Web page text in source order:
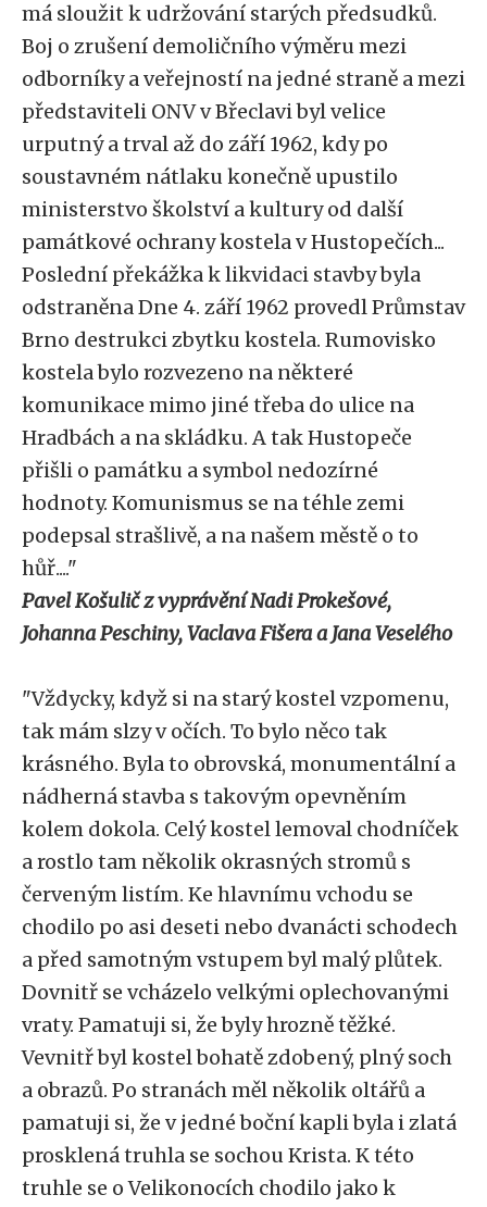
má sloužit k udržování starých předsudků.
Boj o zrušení demoličního výměru mezi
odborníky a veřejností na jedné straně a mezi
představiteli ONV v Břeclavi byl velice
urputný a trval až do září 1962, kdy po
soustavném nátlaku konečně upustilo
ministerstvo školství a kultury od další
památkové ochrany kostela v Hustopečích...
Poslední překážka k likvidaci stavby byla
odstraněna Dne 4. září 1962 provedl Průmstav
Brno destrukci zbytku kostela. Rumovisko
kostela bylo rozvezeno na některé
komunikace mimo jiné třeba do ulice na
Hradbách a na skládku. A tak Hustopeče
přišli o památku a symbol nedozírné
hodnoty. Komunismus se na téhle zemi
podepsal strašlivě, a na našem městě o to
hůř...."
Pavel Košulič z vyprávění Nadi Prokešové,
Johanna Peschiny, Vaclava Fišera a Jana Veselého
"Vždycky, když si na starý kostel vzpomenu,
tak mám slzy v očích. To bylo něco tak
krásného. Byla to obrovská, monumentální a
nádherná stavba s takovým opevněním
kolem dokola. Celý kostel lemoval chodníček
a rostlo tam několik okrasných stromů s
červeným listím. Ke hlavnímu vchodu se
chodilo po asi deseti nebo dvanácti schodech
a před samotným vstupem byl malý plůtek.
Dovnitř se vcházelo velkými oplechovanými
vraty. Pamatuji si, že byly hrozně těžké.
Vevnitř byl kostel bohatě zdobený, plný soch
a obrazů. Po stranách měl několik oltářů a
pamatuji si, že v jedné boční kapli byla i zlatá
prosklená truhla se sochou Krista. K této
truhle se o Velikonocích chodilo jako k